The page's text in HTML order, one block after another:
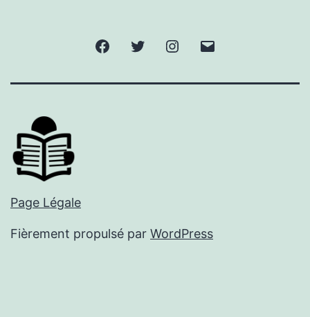
FacebookTwitter Instagram
Page Légale
Fièrement propulsé par WordPress